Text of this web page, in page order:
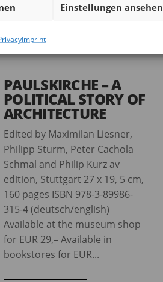
Einstellungen ansehen
Imprint
PAULSKIRCHE – A
POLITICAL STORY OF
ARCHITECTURE
Edited by Maximilan Liesner,
Philipp Sturm, Peter Cachola
Schmal and Philip Kurz av
edition, Stuttgart 27 x 19, 5 cm,
160 pages ISBN 978-3-89986-
315-4 (deutsch/english)
Available at the museum shop
for EUR 29,– Available in
bookstores for EUR...